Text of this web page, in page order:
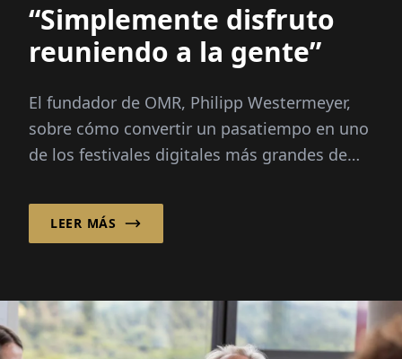
“Simplemente disfruto
reuniendo a la gente”
El fundador de OMR, Philipp Westermeyer,
sobre cómo convertir un pasatiempo en uno
de los festivales digitales más grandes de
guía, sin un gran plan.
LEER MÁS